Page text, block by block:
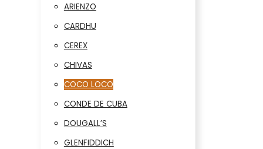
ARIENZO
CARDHU
CEREX
CHIVAS
COCO LOCO
CONDE DE CUBA
DOUGALL’S
GLENFIDDICH